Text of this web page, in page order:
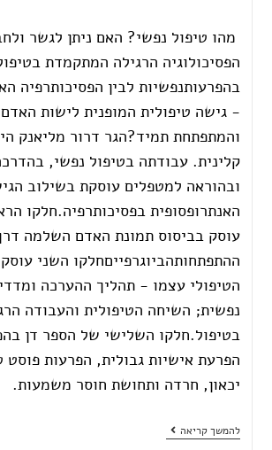
מהו טיפול נפשי? האם ניתן לגשר
הפסיכולוגיה הרגילה המתקמדת
בהפרעותנפשיות לבין הפסיכותרפיה
- גישה טיפולית המופנית לישות
והמתפתחת תמיד?הגר דרור מליאנק
קלינית. עבודתה בטיפול נפשי,
ובהוראה למטפלים עוסקת בשילוב
האנתרופסופית בפסיכותרפיה.חלקו
עוסק בביסוס תמונת האדם השלמה
ההתפתחותהביוגרפייםחלקו השני
הטיפולי עצמו - תהליך ההערכה
נפשית; השיחה הטיפולית והעבודה
בטיפול.חלקו השלישי של הספר דן
הפרעת אישיות גבולית, הפרעות פוסט
יכאון, חרדה ותחושת חוסר משמעות.
להמשך קריאה